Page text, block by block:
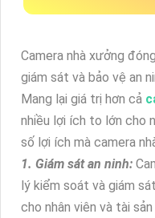
Camera nhà xưởng
giám sát và bảo vệ an
Mang lại giá trị hơn cả
nhiều lợi ích to lớn cho
số lợi ích mà camera
1. Giám sát an ninh:
lý kiểm soát và giám
cho nhân viên và tài